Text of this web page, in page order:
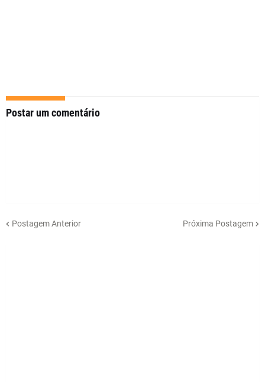
Postar um comentário
Postagem Anterior Próxima Postagem